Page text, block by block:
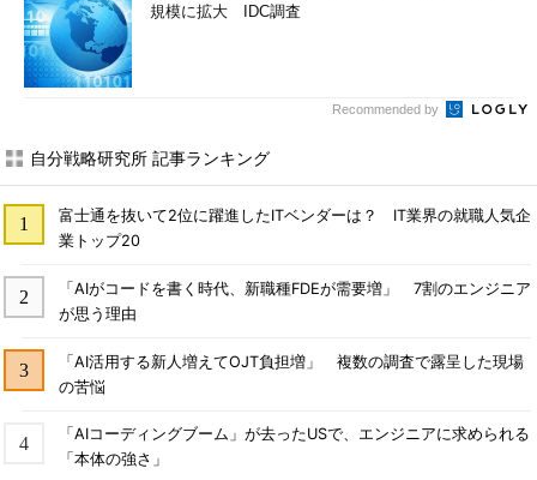
規模に拡大 IDC調査
Recommended by
自分戦略研究所 記事ランキング
富士通を抜いて2位に躍進したITベンダーは？ IT業界の就職人気企
業トップ20
「AIがコードを書く時代、新職種FDEが需要増」 7割のエンジニア
が思う理由
「AI活用する新人増えてOJT負担増」 複数の調査で露呈した現場
の苦悩
「AIコーディングブーム」が去ったUSで、エンジニアに求められる
「本体の強さ」